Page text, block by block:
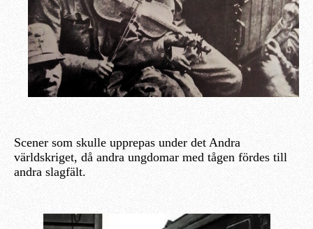
Scener som skulle upprepas under det Andra
världskriget, då andra ungdomar med tågen fördes till
andra slagfält.